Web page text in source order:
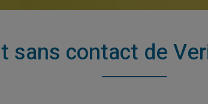
sans contact de